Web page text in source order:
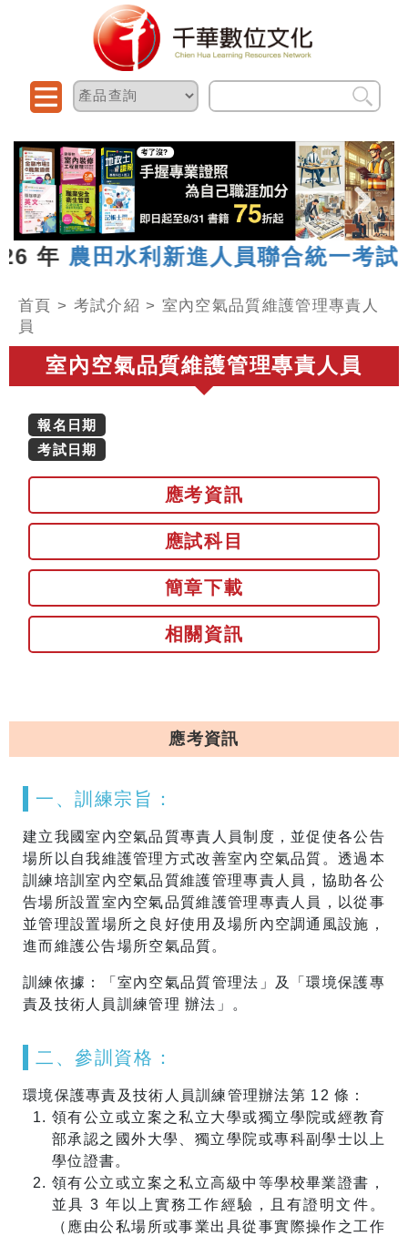
年農田水利新進人員聯合統一考試，
首頁 > 考試介紹 > 室內空氣品質維護管理專責人
員
室內空氣品質維護管理專責人員
報名日期
考試日期
應考資訊
應試科目
簡章下載
相關資訊
應考資訊
一、訓練宗旨：
建立我國室內空氣品質專責人員制度，並促使各公告
場所以自我維護管理方式改善室內空氣品質。透過本
訓練培訓室內空氣品質維護管理專責人員，協助各公
告場所設置室內空氣品質維護管理專責人員，以從事
並管理設置場所之良好使用及場所內空調通風設施，
進而維護公告場所空氣品質。
訓練依據：「室內空氣品質管理法」及「環境保護專
責及技術人員訓練管理 辦法」。
二、參訓資格：
環境保護專責及技術人員訓練管理辦法第 12 條：
領有公立或立案之私立大學或獨立學院或經教育
部承認之國外大學、獨立學院或專科副學士以上
學位證書。
領有公立或立案之私立高級中等學校畢業證書，
並具 3 年以上實務工作經驗，且有證明文件。
（應由公私場所或事業出具從事實際操作之工作